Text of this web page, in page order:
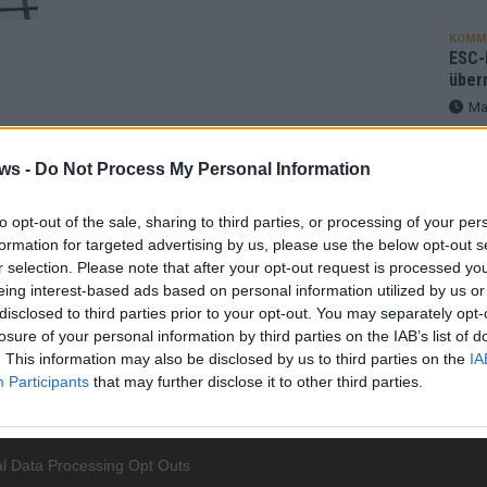
- Do Not Process My Personal Information
opt-out of the sale, sharing to third parties, or processing of your
for targeted advertising by us, please use the below opt-out
selection. Please note that after your opt-out request is processed
interest-based ads based on personal information utilized by us
to third parties prior to your opt-out. You may separately
of your personal information by third parties on the IAB’s list of
This information may also be disclosed by us to third parties on the
Participants that may further disclose it to other third parties.
Data Processing Opt Outs